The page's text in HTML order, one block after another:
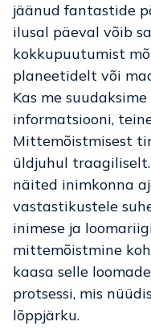
jäänud fantastide
ilusal päeval võib
kokkupuutumist
planeetidelt või
Kas me
informatsiooni,
Mittemõistmisest
üldjuhul
näited inimkonna
vastastikustele
inimese ja
mittemõistmine
kaasa selle
protsessi, mis
lõppjärku.